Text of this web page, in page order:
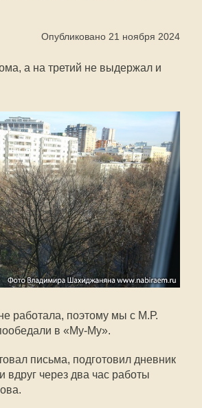
Опубликовано 21 ноября 2024
а на третий не выдержал и
работала, поэтому мы с М.Р.
в «Му-Му».
письма, подготовил дневник
вдруг через два час работы